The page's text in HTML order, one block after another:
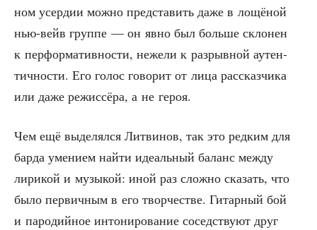
ном усер­дии мож­но пред­ста­вить даже в лощё­ной
нью-вейв груп­пе — он явно был боль­ше скло­нен
к пер­фор­ма­тив­но­сти, неже­ли к раз­рыв­ной аутен­
тич­но­сти. Его голос гово­рит от лица рас­сказ­чи­ка
или даже режис­сё­ра, а не героя.
Чем ещё выде­лял­ся Лит­ви­нов, так это ред­ким для
бар­да уме­ни­ем най­ти иде­аль­ный баланс меж­ду
лири­кой и музы­кой: иной раз слож­но ска­зать, что
было пер­вич­ным в его твор­че­стве. Гитар­ный бой
и паро­дий­ное инто­ни­ро­ва­ние сосед­ству­ют друг